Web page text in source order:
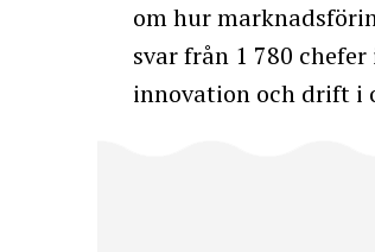
om hur
svar från 1 780
innovation och drift i